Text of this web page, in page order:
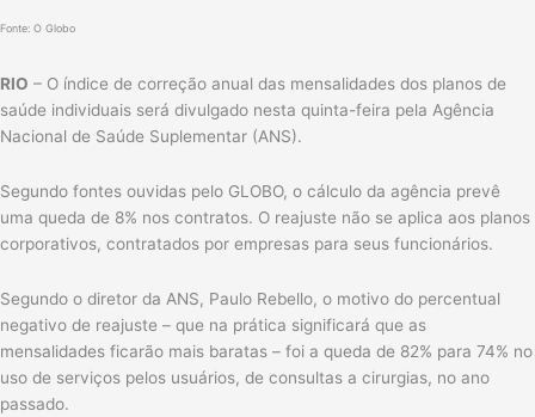
Fonte: O Globo
RIO – O índice de correção anual das mensalidades dos planos de
saúde individuais será divulgado nesta quinta-feira pela Agência
Nacional de Saúde Suplementar (ANS).
Segundo fontes ouvidas pelo GLOBO, o cálculo da agência prevê
uma queda de 8% nos contratos. O reajuste não se aplica aos planos
corporativos, contratados por empresas para seus funcionários.
Segundo o diretor da ANS, Paulo Rebello, o motivo do percentual
negativo de reajuste – que na prática significará que as
mensalidades ficarão mais baratas – foi a queda de 82% para 74% no
uso de serviços pelos usuários, de consultas a cirurgias, no ano
passado.